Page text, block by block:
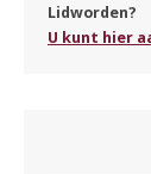
Lidworden?
U kunt hier